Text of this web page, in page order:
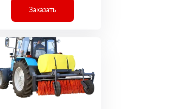
Заказать